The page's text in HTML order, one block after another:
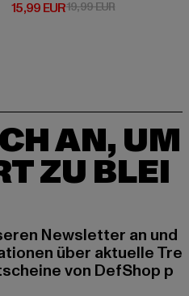
EUR
15,99 EUR
Derzeitiger Preis: 15,99 EUR
19,99 EURAktionspreis:
AN, UM
ZU BLEI
Newsletter an und
über aktuelle Tre
von DefShop p